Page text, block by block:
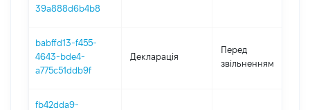
39a888d6b4b8
babffd13-f455-
4643-bde4-
a775c51ddb9f
Декларація
Перед
звільненням
fb42dda9-